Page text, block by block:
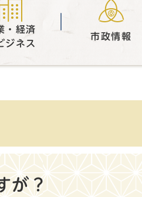
・経済
ジネス
市政情報
が？